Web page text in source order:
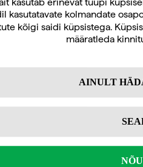
kasutatavate kolmandate
kõigi saidi küpsistega.
määratleda
AINULT
pakkumisi teid
ning 10% allahindlust
Tellin
Professionaalseks